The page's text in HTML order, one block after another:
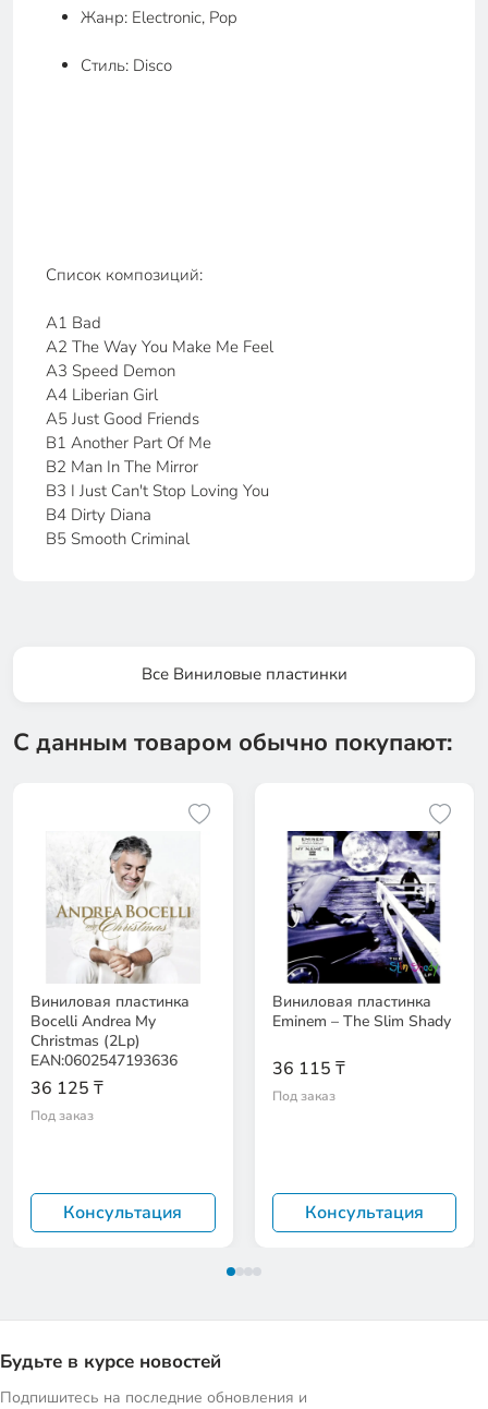
Жанр: Electronic, Pop
Стиль: Disco
Список композиций:
A1 Bad
A2 The Way You Make Me Feel
A3 Speed Demon
A4 Liberian Girl
A5 Just Good Friends
B1 Another Part Of Me
B2 Man In The Mirror
B3 I Just Can't Stop Loving You
B4 Dirty Diana
B5 Smooth Criminal
Все Виниловые пластинки
С данным товаром обычно покупают:
Виниловая пластинка
Bocelli Andrea My
Christmas (2Lp)
EAN:0602547193636
36 125 ₸
Под заказ
Консультация
Виниловая пластинка
Eminem – The Slim Shady
36 115 ₸
Под заказ
Консультация
Будьте в курсе новостей
Подпишитесь на последние обновления и